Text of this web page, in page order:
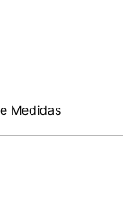
Medidas